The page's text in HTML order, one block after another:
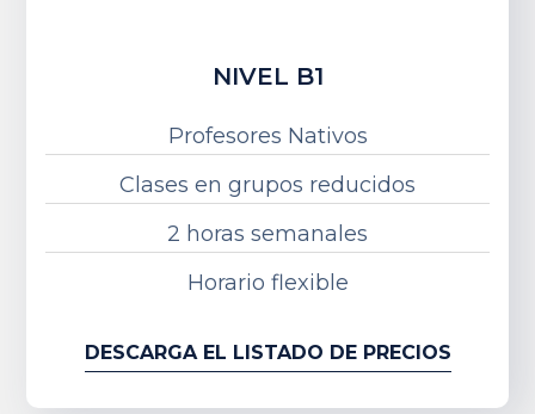
NIVEL B1
Profesores Nativos
Clases en grupos reducidos
2 horas semanales
Horario flexible
DESCARGA EL LISTADO DE PRECIOS